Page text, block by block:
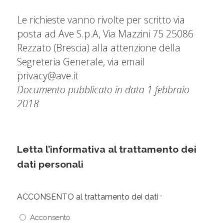
Le richieste vanno rivolte per scritto via
posta ad Ave S.p.A, Via Mazzini 75 25086
Rezzato (Brescia) alla attenzione della
Segreteria Generale, via email
privacy@ave.it
Documento pubblicato in data 1 febbraio
2018
Letta l’informativa al trattamento dei
dati personali
ACCONSENTO al trattamento dei dati *
Acconsento